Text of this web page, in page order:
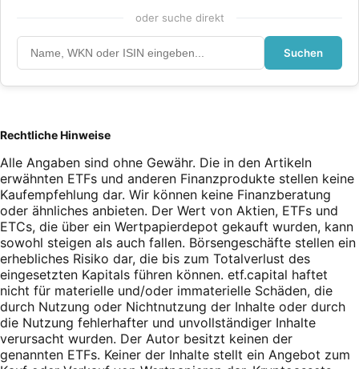
oder suche direkt
Suchen
Rechtliche Hinweise
Alle Angaben sind ohne Gewähr. Die in den Artikeln
erwähnten ETFs und anderen Finanzprodukte stellen keine
Kaufempfehlung dar. Wir können keine Finanzberatung
oder ähnliches anbieten. Der Wert von Aktien, ETFs und
ETCs, die über ein Wertpapierdepot gekauft wurden, kann
sowohl steigen als auch fallen. Börsengeschäfte stellen ein
erhebliches Risiko dar, die bis zum Totalverlust des
eingesetzten Kapitals führen können. etf.capital haftet
nicht für materielle und/oder immaterielle Schäden, die
durch Nutzung oder Nichtnutzung der Inhalte oder durch
die Nutzung fehlerhafter und unvollständiger Inhalte
verursacht wurden. Der Autor besitzt keinen der
genannten ETFs. Keiner der Inhalte stellt ein Angebot zum